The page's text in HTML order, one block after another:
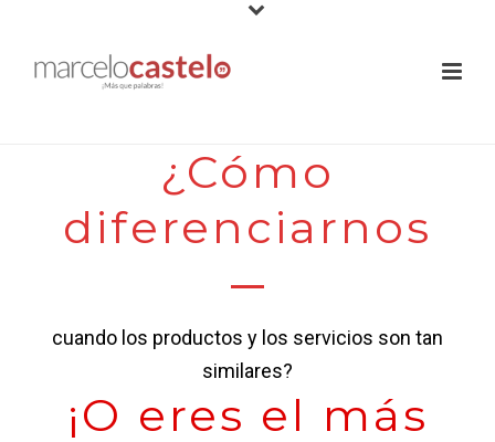
¿Cómo
diferenciarnos
cuando los productos y los servicios son tan
similares?
¡O eres el más